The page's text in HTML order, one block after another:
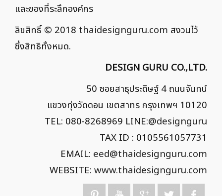
และของที่ระลึกองค์กร
ลิขสิทธิ์ © 2018 thaidesignguru.com สงวนไว้
ซึ่งสิทธิทั้งหมด.
DESIGN GURU CO.,LTD.
50 ซอยสาธุประดิษฐ์ 4 ถนนจันทน์
แขวงทุ่งวัดดอน เขตสาทร กรุงเทพฯ 10120
TEL: 080-8268969 LINE:@designguru
TAX ID : 0105561057731
EMAIL: eed@thaidesignguru.com
WEBSITE: www.thaidesignguru.com